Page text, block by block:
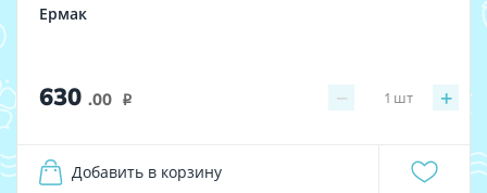
Ермак
630 .00 i − +
1 шт
Добавить в корзину